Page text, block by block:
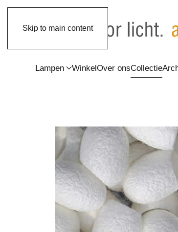
Skip to main content
Lampen WinkelOver onsCollectie